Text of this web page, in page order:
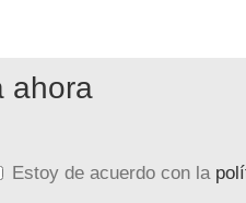
ahora
Estoy de acuerdo con la